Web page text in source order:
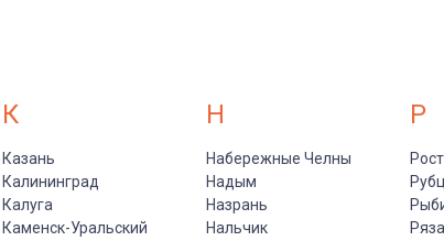
К
Казань
Калининград
Калуга
Каменск-Уральский
Н
Набережные Челны
Надым
Назрань
Нальчик
Р